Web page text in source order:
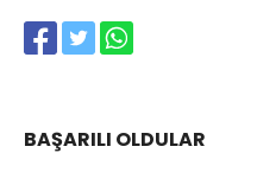
BAŞARILI OLDULAR